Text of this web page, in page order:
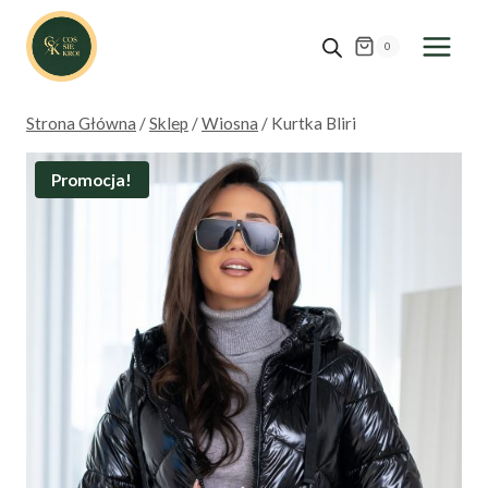
Przejdź
treści
0
Strona Główna /Sklep /Wiosna / Kurtka Bliri
Promocja!